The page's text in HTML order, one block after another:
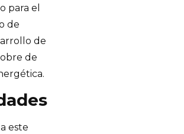
para el
de
de
de
este